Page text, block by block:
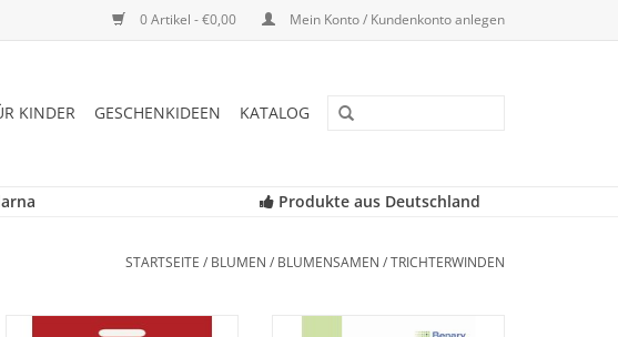
0 Artikel - €0,00 Mein Konto / Kundenkonto anlegen
KINDER GESCHENKIDEEN KATALOG
Produkte aus Deutschland
STARTSEITE / BLUMEN / BLUMENSAMEN /TRICHTERWINDEN
Sehr dekorative, frühblühende